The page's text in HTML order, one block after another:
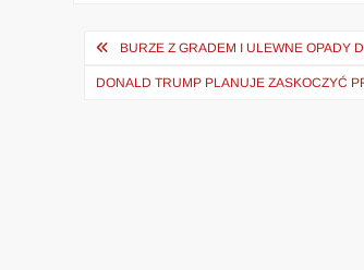
Nawigacja
wpisu
BURZE Z GRADEM I ULEWNE OPADY
DONALD TRUMP PLANUJE ZASKOCZYĆ